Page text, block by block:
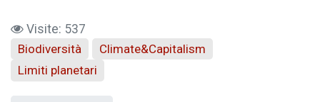
Visite: 537
Biodiversità
Climate&Capitalism
Limiti planetari